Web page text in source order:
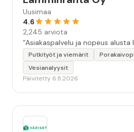
Uusimaa
4.6
2,245 arviota
“Asiakaspalvelu ja nopeus alusta
Putkityöt ja viemärit
Vesianalyysit
Päivitetty 6.8.2026